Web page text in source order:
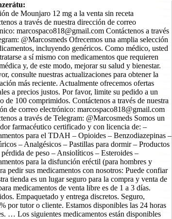
de Mounjaro 12 mg a la venta sin receta
a través de nuestra dirección de correo
marcospaco818@gmail.com Contáctenos a través
@Marcosmeds Ofrecemos una amplia selección
incluyendo genéricos. Como médico, usted
a sí mismo con medicamentos que requieren
y, de este modo, mejorar su salud y bienestar.
consulte nuestras actualizaciones para obtener la
más reciente. Actualmente ofrecemos ofertas
a precios justos. Por favor, limite su pedido a un
de 100 comprimidos. Contáctenos a través de nuestra
de correo electrónico: marcospaco818@gmail.com
a través de Telegram: @Marcosmeds Somos un
farmacéutico certificado y con licencia de: –
para el TDAH – Opioides – Benzodiazepinas –
– Analgésicos – Pastillas para dormir – Productos
pérdida de peso – Ansiolíticos – Esteroides –
para la disfunción eréctil (para hombres y
pedir sus medicamentos con nosotros: Puede confiar
tienda es un lugar seguro para la compra y venta de
medicamentos de venta libre es de 1 a 3 días.
Empaquetado y entrega discretos. Seguro,
por tutor o cliente. Estamos disponibles las 24 horas
… Los siguientes medicamentos están disponibles